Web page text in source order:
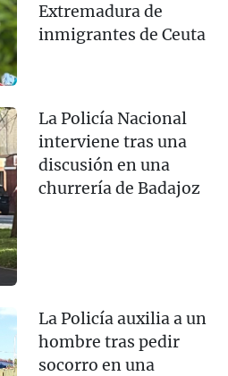
Extremadura de
inmigrantes de Ceuta
La Policía Nacional
interviene tras una
discusión en una
churrería de Badajoz
La Policía auxilia a un
hombre tras pedir
socorro en una